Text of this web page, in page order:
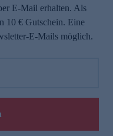
E-Mail erhalten. Als
10 € Gutschein. Eine
E-Mails möglich.